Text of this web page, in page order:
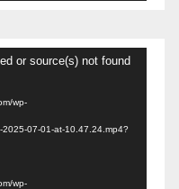
or source(s) not found
wp-
07-01-at-10.47.24.mp4?
wp-